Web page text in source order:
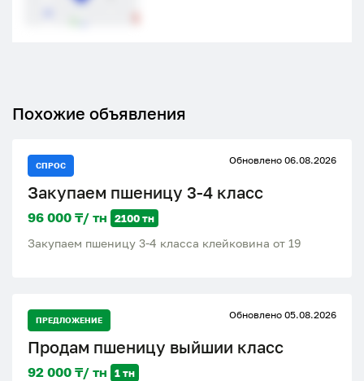
Похожие объявления
СПРОС Обновлено 06.08.2026
Закупаем пшеницу 3-4 класс
96 000 ₸/ тн 2100 тн
Закупаем пшеницу 3-4 класса клейковина от 19
ПРЕДЛОЖЕНИЕ Обновлено 05.08.2026
Продам пшеницу выйшии класс
92 000 ₸/ тн 1 тн